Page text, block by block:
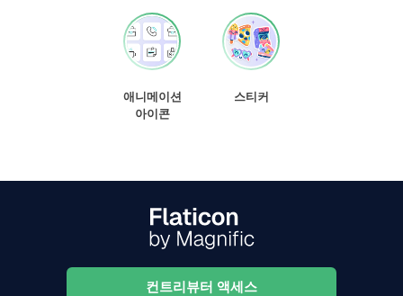
애니메이션
아이콘
스티커
컨트리뷰터 액세스